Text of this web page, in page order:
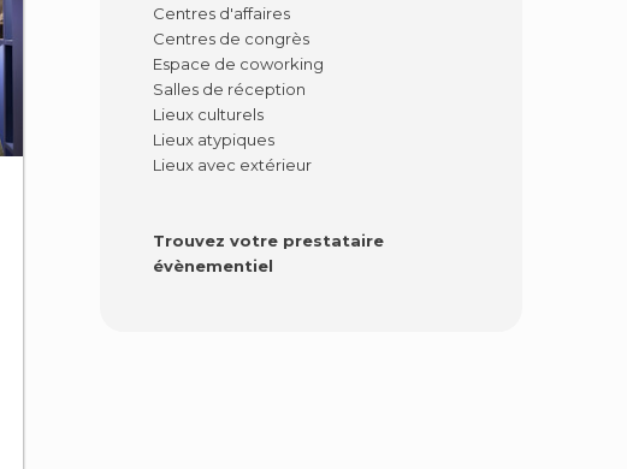
Centres d'affaires
Centres de congrès
Espace de coworking
Salles de réception
Lieux culturels
Lieux atypiques
Lieux avec extérieur
Trouvez votre prestataire
évènementiel